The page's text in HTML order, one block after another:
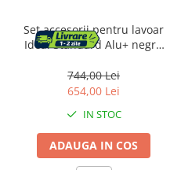
Riflaje
Suporturi flori si ghivece
Ansambluri de joaca animale
Culcusuri pentru animale
Custi, cotete si tarcuri
Set accesorii pentru lavoar
Ideal Standard Alu+ negru
744,00 Lei
654,00 Lei
IN STOC
ADAUGA IN COS